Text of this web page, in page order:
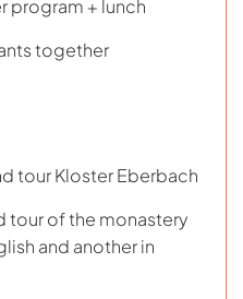
program + lunch
together
tour Kloster Eberbach
tour of the monastery
and another in